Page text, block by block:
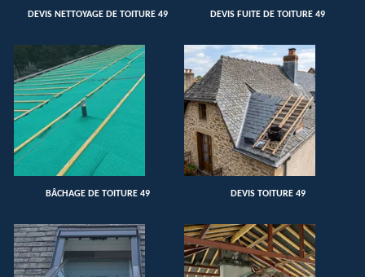
DEVIS NETTOYAGE DE TOITURE 49 DEVIS FUITE DE TOITURE 49
BÂCHAGE DE TOITURE 49 DEVIS TOITURE 49